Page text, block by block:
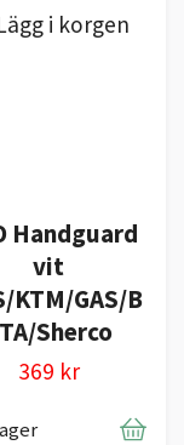
i korgen
Handguard
vit
KTM/GAS/B
Sherco
369 kr